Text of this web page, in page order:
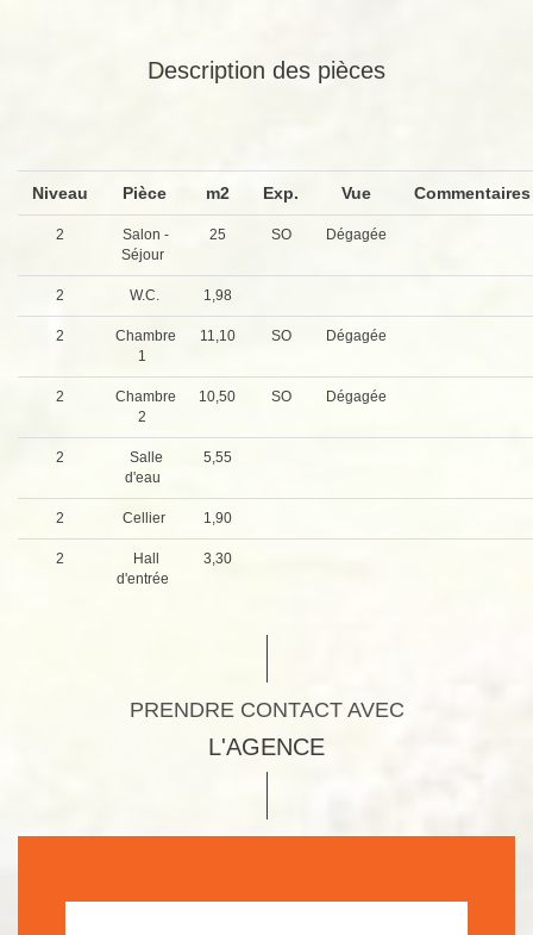
Description des pièces
Niveau Pièce m2 Exp. Vue
2
Salon -
Séjour
25 SO Dégagée
2 W.C. 1,98
2
Chambre
1
11,10 SO Dégagée
2
Chambre
2
10,50 SO Dégagée
2
Salle
d'eau
5,55
2 Cellier 1,90
2
Hall
d'entrée
3,30
PRENDRE CONTACT AVEC
L'AGENCE